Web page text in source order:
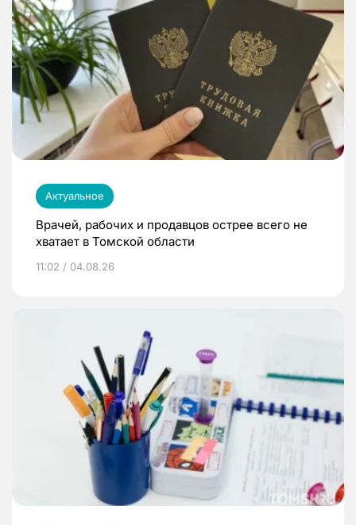
Актуальное
Врачей, рабочих и продавцов острее всего не
хватает в Томской области
11:02 / 04.08.26